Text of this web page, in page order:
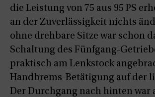
die Leistung von 75 aus 95 PS
an der Zuverlässigkeit nichts
ohne drehbare Sitze war schon
Schaltung des Fünfgang-
praktisch am Lenkstock
Handbrems-Betätigung auf der
Der Durchgang nach hinten war